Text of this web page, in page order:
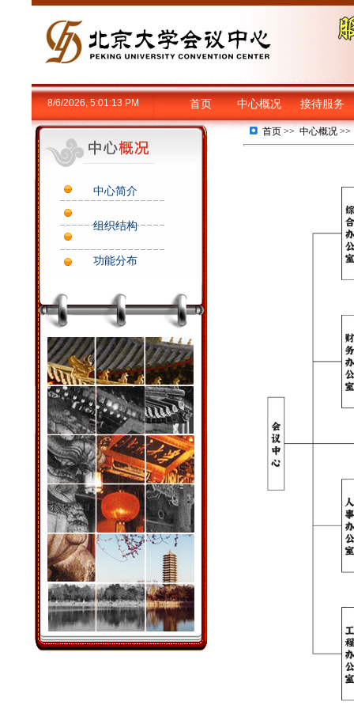
8/6/2026, 5:01:13 PM 首页 中心概况 接待服务
中心简介
组织结构
功能分布
首页>> 中心概况